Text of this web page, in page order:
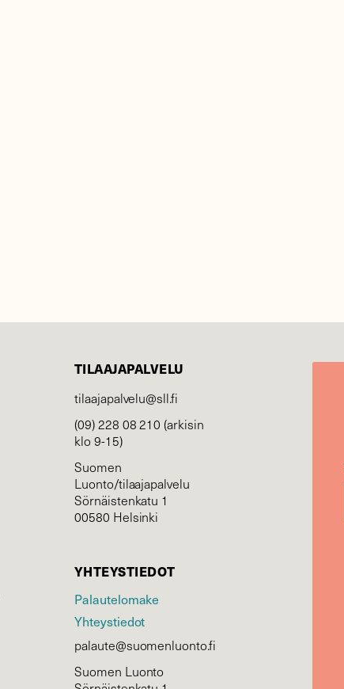
TILAAJAPALVELU
tilaajapalvelu@sll.fi
(09) 228 08 210 (arkisin
klo 9-15)
Suomen
Luonto/tilaajapalvelu
Sörnäistenkatu 1
00580 Helsinki
YHTEYSTIEDOT
Palautelomake
Yhteystiedot
palaute@suomenluonto.fi
Suomen Luonto